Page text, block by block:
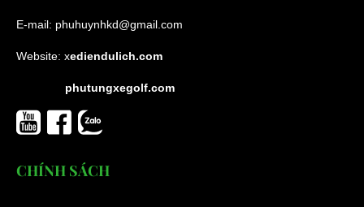
E-mail: phuhuynhkd@gmail.com
Website: xediendulich.com
phutungxegolf.com
CHÍNH SÁCH